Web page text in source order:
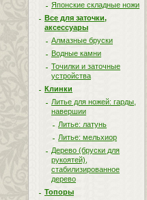
Японские складные ножи
Все для заточки,
аксессуары
Алмазные бруски
Водные камни
Точилки и заточные
устройства
Клинки
Литье для ножей: гарды,
навершии
Литье: латунь
Литье: мельхиор
Дерево (бруски для
рукоятей),
стабилизированное
дерево
Топоры